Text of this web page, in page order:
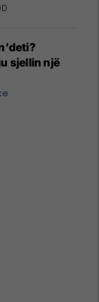
sjellin një